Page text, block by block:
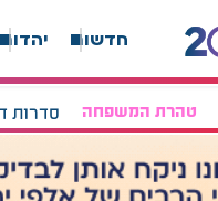
חדשות יהדות
טהרת המשפחה סדרות